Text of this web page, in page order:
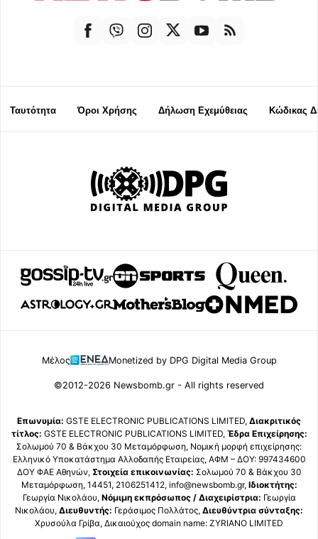
Ταυτότητα Όροι Χρήσης Δήλωση Εχεμύθειας Κώδικας
Μέλος Monetized by DPG Digital Media Group
©2012-2026 Newsbomb.gr - All rights reserved
Επωνυμία: GSTE ELECTRONIC PUBLICATIONS LIMITED, Διακριτικός
τίτλος: GSTE ELECTRONIC PUBLICATIONS LIMITED, Έδρα Επιχείρησης:
Σολωμού 70 & Βάκχου 30 Μεταμόρφωση, Νομική μορφή επιχείρησης:
Ελληνικό Υποκατάστημα Αλλοδαπής Εταιρείας, ΑΦΜ – ΔΟΥ: 997434600
ΔΟΥ ΦΑΕ Αθηνών, Στοιχεία επικοινωνίας: Σολωμού 70 & Βάκχου 30
Μεταμόρφωση, 14451, 2106251412, info@newsbomb.gr, Ιδιοκτήτης:
Γεωργία Νικολάου, Νόμιμη εκπρόσωπος / Διαχειρίστρια: Γεωργία
Νικολάου, Διευθυντής: Γεράσιμος Πολλάτος, Διευθύντρια σύνταξης:
Χρυσούλα Γρίβα, Δικαιούχος domain name: ZYRIANO LIMITED